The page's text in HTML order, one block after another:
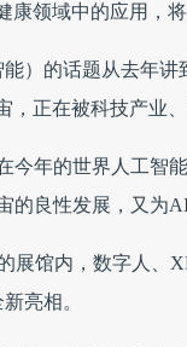
康领域中的应用，
）的话题从去年
，正在被科技产业
今年的世界人工智
的良性发展，又为
展馆内，数字人、
亮相。